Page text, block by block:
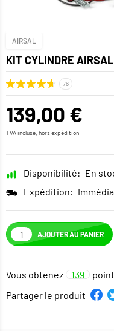
AIRSAL
KIT CYLINDRE
139,00 €
TVA incluse, horsexpédition
Disponibilité: En
Expédition:
AJOUTER AU PANIER
Vous obtenez 139
Partager le produit